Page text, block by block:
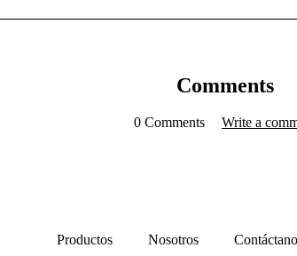
Comments
0 Comments Write a
Productos Nosotros